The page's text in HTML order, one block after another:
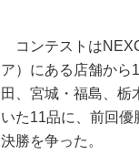
コンテストは
ア）にある店舗から
田、宮城・福島、栃
いた11品に、前回優
決勝を争った。